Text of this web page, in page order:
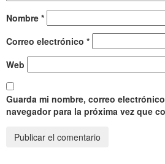
Nombre *
Correo electrónico *
Web
Guarda mi nombre, correo
navegador para la próxima vez que